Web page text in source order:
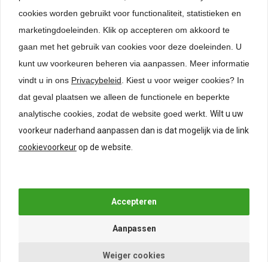
remove add Bestellen
24-uurs levering (uitgezonderd maatwerk)
Lage verzendkosten
Levering België
Specificaties
cookies worden gebruikt voor functionaliteit, statistieken en
marketingdoeleinden. Klik op accepteren om akkoord te
gaan met het gebruik van cookies voor deze doeleinden. U
kunt uw voorkeuren beheren via aanpassen.
Meer informatie
vindt u in ons Privacybeleid . Kiest u voor weiger cookies? In
dat geval plaatsen we alleen de functionele en beperkte
analytische cookies, zodat de website goed werkt. Wilt u uw
voorkeur naderhand aanpassen dan is dat mogelijk via de link
cookievoorkeurop de website.
Weiger cookies